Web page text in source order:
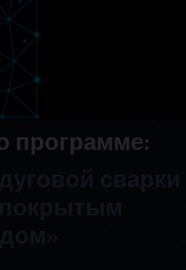
программе:
сварки